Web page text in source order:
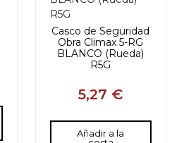
Casco de Seguridad
Obra Climax 5-RG
BLANCO (Rueda)
R5G
5,27 €
Añadir a la